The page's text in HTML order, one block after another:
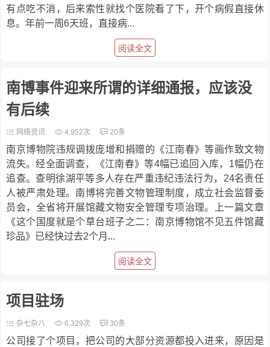
有点吃不消，后来索性就找个医院看了下，开个病假直接休
息。年前一周6天班，直接病...
阅读全文
南博事件迎来所谓的详细通报，应该没
有后续
网络资讯 4,952次 20条
南京博物院违规调拨庞增和捐赠的《江南春》等画作致文物
流失。经全面调查，《江南春》等4幅已追回入库，1幅仍在
追查。查明徐湖平等多人存在严重违纪违法行为，24名责任
人被严肃处理。南博将完善文物管理制度，成立社会监督委
员会，全省将开展馆藏文物安全管理专项治理。上一篇文章
《这个国度就是个草台班子之二：南京博物馆不见五件馆藏
珍品》已经快过去2个月...
阅读全文
项目驻场
杂七杂八 6,329次 30条
公司接了个项目，把公司的大部分资源都投入进来，原因是